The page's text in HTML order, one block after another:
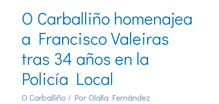
O Carballiño homenajea
a Francisco Valeiras
tras 34 años en la
Policía Local
O Carballiño / PorOlalla Fernández